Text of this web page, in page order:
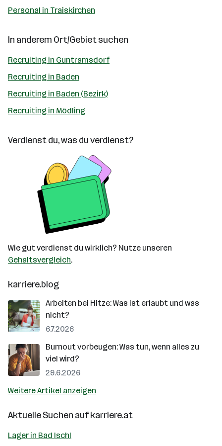
Personal in Traiskirchen
In anderem Ort/Gebiet suchen
Recruiting in Guntramsdorf
Recruiting in Baden
Recruiting in Baden (Bezirk)
Recruiting in Mödling
Verdienst du, was du verdienst?
Wie gut verdienst du wirklich? Nutze unseren
Gehaltsvergleich.
karriere.blog
Arbeiten bei Hitze: Was ist erlaubt und was
nicht?
6.7.2026
Burnout vorbeugen: Was tun, wenn alles zu
viel wird?
29.6.2026
Weitere Artikel anzeigen
Aktuelle Suchen aufkarriere.at
Lager in Bad Ischl